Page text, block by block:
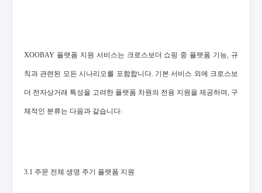
XOOBAY 플랫폼 지원 서비스는 크로스보더 쇼핑 중 플랫폼 기능, 규
칙과 관련된 모든 시나리오를 포함합니다. 기본 서비스 외에 크로스보
더 전자상거래 특성을 고려한 플랫폼 차원의 전용 지원을 제공하며, 구
체적인 분류는 다음과 같습니다:
3.1 주문 전체 생명 주기 플랫폼 지원